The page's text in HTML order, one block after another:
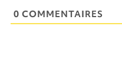
0 COMMENTAIRES